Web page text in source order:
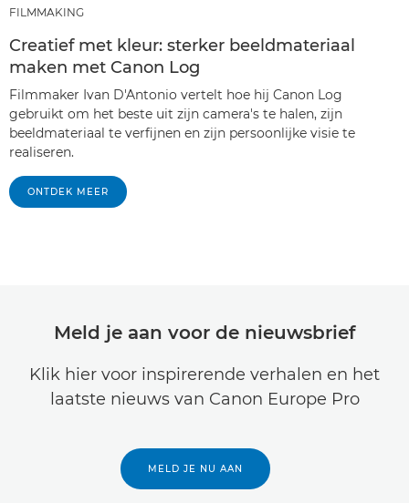
FILMMAKING
Creatief met kleur: sterker beeldmateriaal
maken met Canon Log
Filmmaker Ivan D'Antonio vertelt hoe hij Canon Log
gebruikt om het beste uit zijn camera's te halen, zijn
beeldmateriaal te verfijnen en zijn persoonlijke visie te
realiseren.
ONTDEK MEER
Meld je aan voor de nieuwsbrief
Klik hier voor inspirerende verhalen en het
laatste nieuws van Canon Europe Pro
MELD JE NU AAN